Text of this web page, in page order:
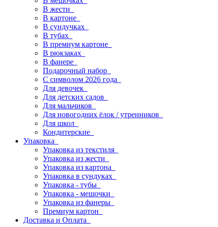
В жести
В картоне
В сундучках
В тубах
В премиум картоне
В рюкзаках
В фанере
Подарочный набор
С символом 2026 года
Для девочек
Для детских садов
Для мальчиков
Для новогодних ёлок / утренников
Для школ
Кондитерские
Упаковка
Упаковка из текстиля
Упаковка из жести
Упаковка из картона
Упаковка в сундуках
Упаковка - тубы
Упаковка - мешочки
Упаковка из фанеры
Премиум картон
Доставка и Оплата